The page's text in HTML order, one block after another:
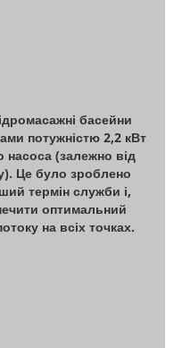
басейни
потужністю 2,2 кВт
насоса (залежно від
Це було зроблено
термін служби і,
оптимальний
на всіх точках.